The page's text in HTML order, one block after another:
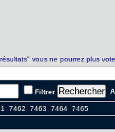
vous ne pourrez plus
Filtrer
7462 7463 7464 7465